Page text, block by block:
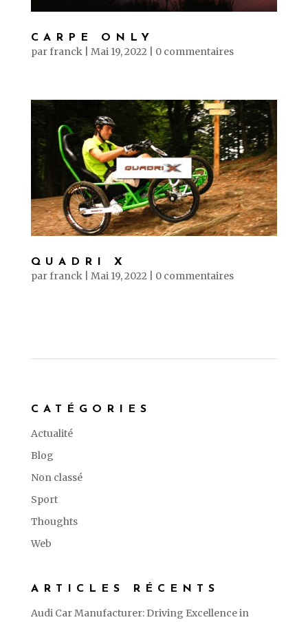
CARPE ONLY
parfranck| Mai 19, 2022 0 commentaires
QUADRI X
parfranck| Mai 19, 2022 0 commentaires
CATÉGORIES
Actualité
Blog
Non classé
Sport
Thoughts
Web
ARTICLES RÉCENTS
Audi Car Manufacturer: Driving Excellence in